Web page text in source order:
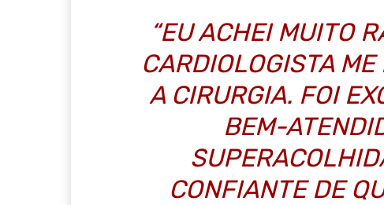
“EU ACHEI MUITO
CARDIOLOGISTA
A CIRURGIA. FOI
BEM-
CONFIANTE DE